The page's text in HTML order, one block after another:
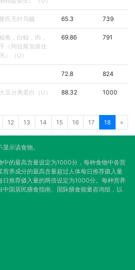
曼氏无针乌贼 65.3 739
鲸鱼，白鲸，肉，
（阿拉斯加原住
民）（U）
69.86 791
72.8 824
大豆分离蛋白（U） 88.32 1000
12 13 14 15 16 17 18 »
示该食物。
中的最高含量设定为1000分，每种食物中各营
营养成分的最高含量超过人体每日推荐摄入量
日推荐摄入量的两倍设定为1000分。每种营养
国居民膳食指南、国际膳食能量咨询组，以